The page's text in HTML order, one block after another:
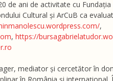
de ani de activitate cu
Cultural și ArCuB ca
,
, https://
mediator și cercetător în